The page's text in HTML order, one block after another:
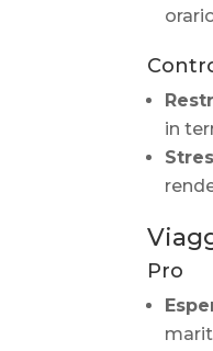
in
Pro